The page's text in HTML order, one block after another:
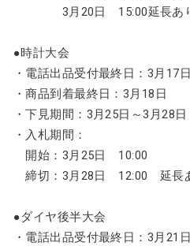
3月20日 15:00延長あり（
●時計大会
・電話出品受付最終日：3月17日
・商品到着最終日：3月18日
・下見期間：3月25日～3月28
・入札期間：
開始：3月25日 10:00
締切：3月28日 12:00 延長
●ダイヤ後半大会
・電話出品受付最終日：3月21日